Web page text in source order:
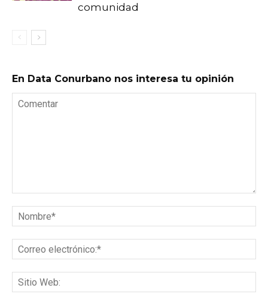
comunidad
En Data Conurbano nos interesa tu opinión